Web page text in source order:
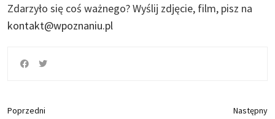
Zdarzyło się coś ważnego?Wyślij zdjęcie, film, pisz na
kontakt@wpoznaniu.pl
Poprzedni Następny